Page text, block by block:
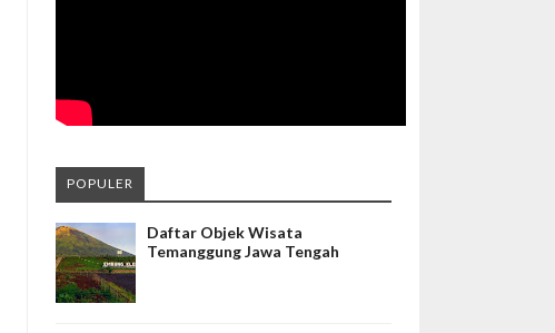
POPULER
Daftar Objek Wisata
Temanggung Jawa Tengah